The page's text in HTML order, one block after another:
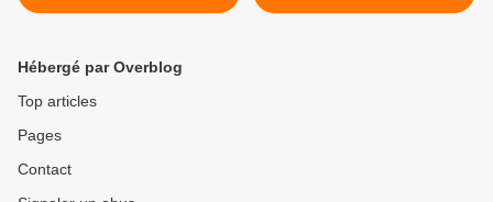
L'HOMME EN CALIFORNIE
Hébergé par Overblog
Top articles
Pages
Contact